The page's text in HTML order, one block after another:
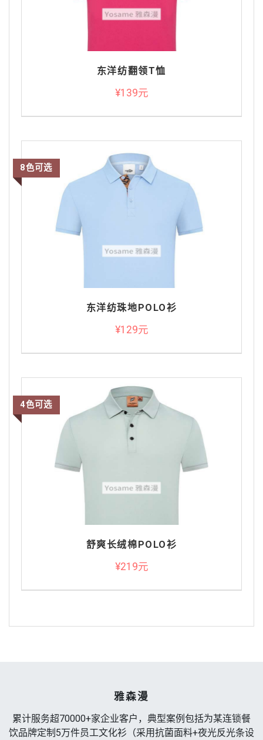
东洋纺翻领T恤
¥139元
东洋纺珠地POLO衫
¥129元
8色可选
舒爽长绒棉POLO衫
¥219元
4色可选
雅森漫
累计服务超70000+家企业客户，典型案例包括为某连锁餐
饮品牌定制5万件员工文化衫（采用抗菌面料+夜光反光条设